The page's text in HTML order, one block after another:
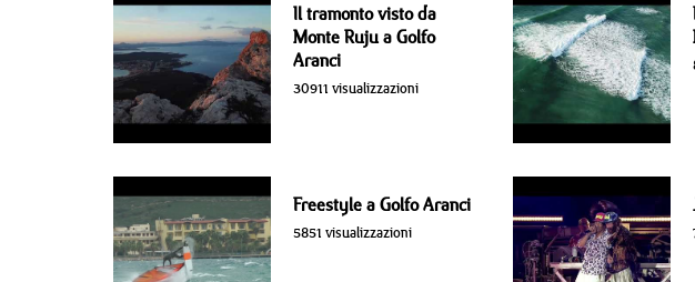
Il tramonto visto da
Monte Ruju a Golfo
Aranci
30911 visualizzazioni
Freestyle a Golfo Aranci
5851 visualizzazioni